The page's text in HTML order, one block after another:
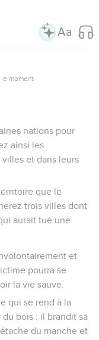
moment.
nations pour
ainsi les
et dans leurs
que le
trois villes dont
aurait tué une
et
pourra se
la vie sauve.
qui se rend à la
bois : il brandit sa
du manche et